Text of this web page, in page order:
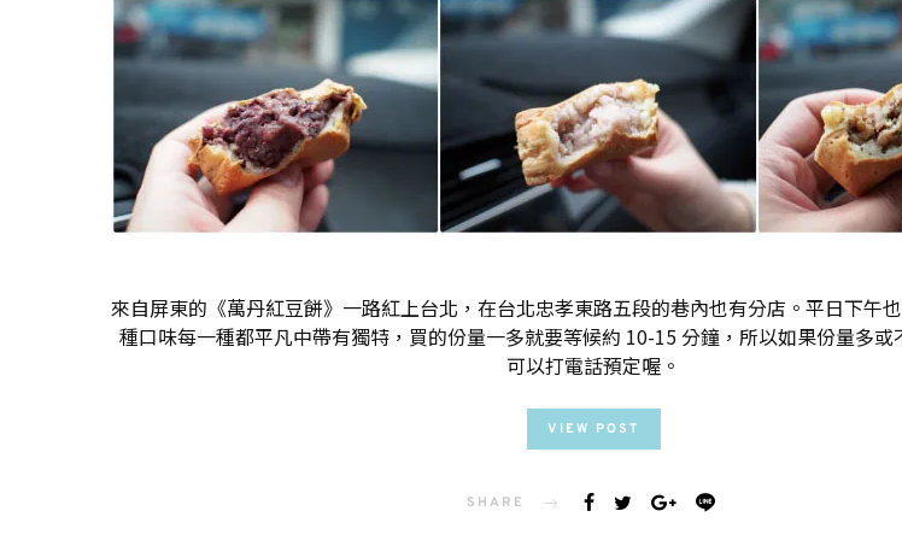
來自屏東的《萬丹紅豆餅》一路紅上台北，在台北忠孝東路五段的巷內也有分店。平日下午
種口味每一種都平凡中帶有獨特，買的份量一多就要等候約 10-15 分鐘，所以如果份量多
可以打電話預定喔。
VIEW POST
SHARE